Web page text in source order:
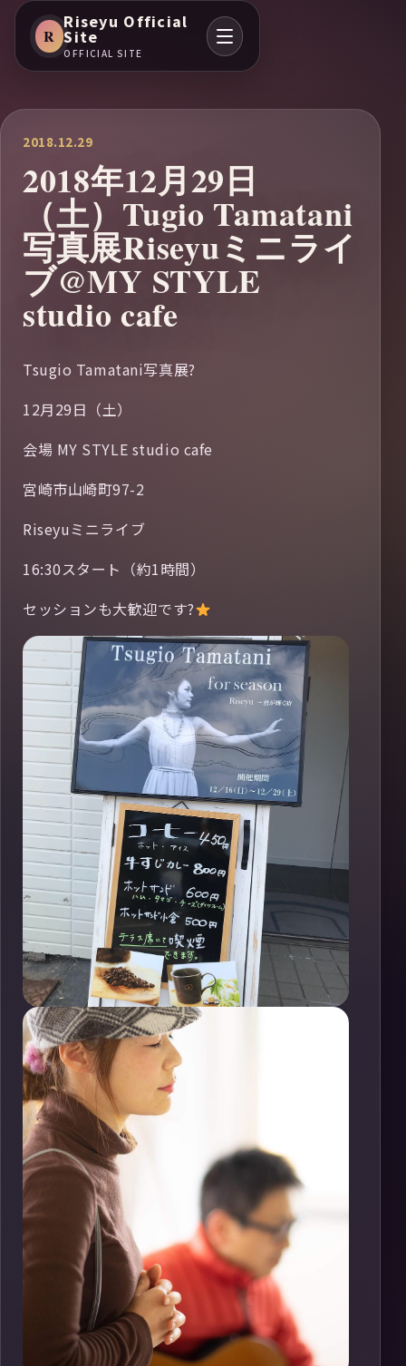
R
Riseyu Official
Site
OFFICIAL SITE
2018.12.29
2018年12月29日
（土）Tugio Tamatani
写真展Riseyuミニライ
ブ@MY STYLE
studio cafe
Tsugio Tamatani写真展?
12月29日（土）
会場 MY STYLE studio cafe
宮崎市山崎町97-2
Riseyuミニライブ
16:30スタート（約1時間）
セッションも大歓迎です?